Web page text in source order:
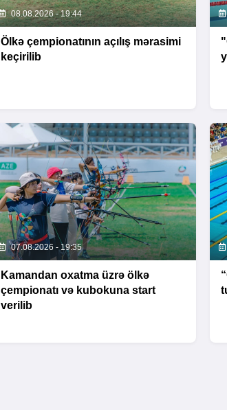
08.08.2026 - 19:44
Ölkə çempionatının açılış mərasimi
keçirilib
07.08.2026 - 19:35
Kamandan oxatma üzrə ölkə
çempionatı və kubokuna start
verilib